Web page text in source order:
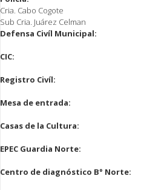
Cria. Cabo Cogote
Sub Cria. Juárez Celman
Defensa Civíl Municipal:
CIC:
Registro Civíl:
Mesa de entrada:
Casas de la Cultura:
EPEC Guardia Norte:
Centro de diagnóstico B° Norte: